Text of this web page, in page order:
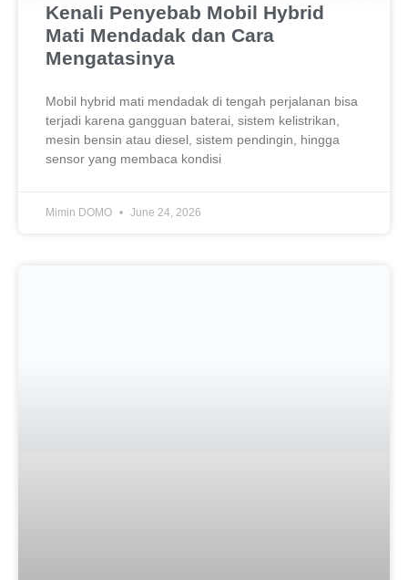
Kenali Penyebab Mobil Hybrid
Mati Mendadak dan Cara
Mengatasinya
Mobil hybrid mati mendadak di tengah perjalanan bisa
terjadi karena gangguan baterai, sistem kelistrikan,
mesin bensin atau diesel, sistem pendingin, hingga
sensor yang membaca kondisi
Mimin DOMO June 24, 2026